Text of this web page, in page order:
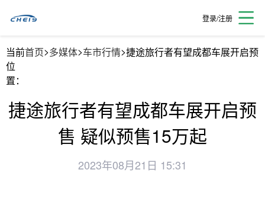
登录/注册
当前
位
置：
首页>多媒体>车市行情>捷途旅行者有望成都车展开启预
捷途旅行者有望成都车展开启预
售 疑似预售15万起
2023年08月21日 15:31